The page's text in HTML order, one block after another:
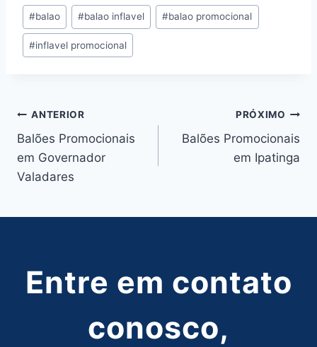
Tags
do
Post:
#balao #balao inflavel #balao promocional
#inflavel promocional
Navegação
de
Post
ANTERIOR
Balões Promocionais
em Governador
Valadares
PRÓXIMO
Balões Promocionais
em Ipatinga
Entre em contato
conosco,